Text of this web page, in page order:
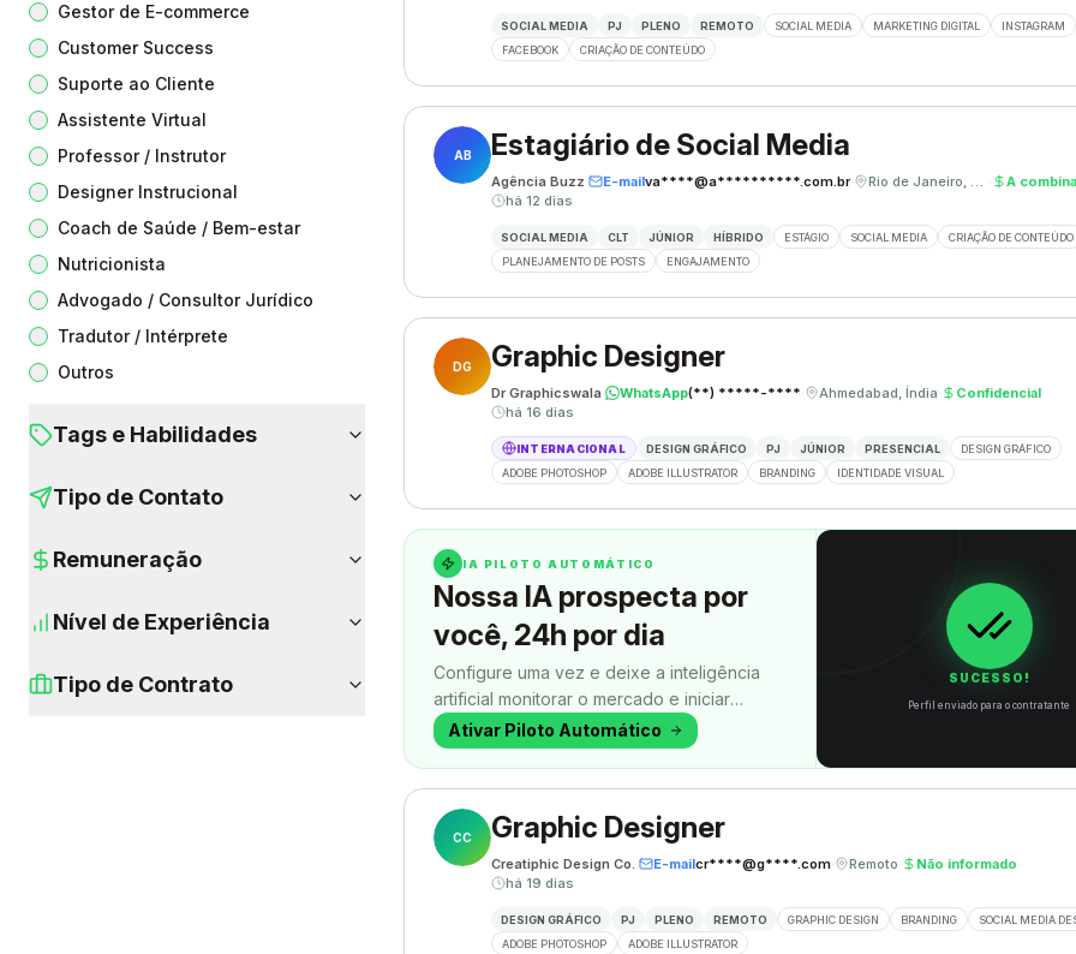
Gestor de E-commerce
Customer Success
Suporte ao Cliente
Assistente Virtual
Professor / Instrutor
Designer Instrucional
Coach de Saúde / Bem-estar
Nutricionista
Advogado / Consultor Jurídico
Tradutor / Intérprete
Outros
Tags e Habilidades
Tipo de Contato
Remuneração
Nível de Experiência
Tipo de Contrato
SOCIAL MEDIA PJ PLENO REMOTO SOCIAL MEDIA MARKETING DIGITAL
INSTAGRAM
FACEBOOK
CRIAÇÃO DE CONTEÚDO
AB Estagiário de Social Media
Agência Buzz· E-mailva****@a**********.com.br· Rio de Janeiro, Brasil ·
A
há 12 dias
SOCIAL MEDIA CLT JÚNIOR HÍBRIDO ESTÁGIO SOCIAL MEDIA
CRIAÇÃO DE CONTEÚDO
PLANEJAMENTO DE POSTS
ENGAJAMENTO
DG Graphic Designer
Dr Graphicswala· WhatsApp(**) *****-****· Ahmedabad, Índia· Confidencial·
há 16 dias
INTERNACIONAL DESIGN GRÁFICO PJ JÚNIOR PRESENCIAL
DESIGN GRÁFICO
ADOBE PHOTOSHOP
ADOBE ILLUSTRATOR BRANDING IDENTIDADE VISUAL
IA PILOTO AUTOMÁTICO
Nossa IA prospecta por
você, 24h por dia
Configure uma vez e deixe a inteligência
artificial monitorar o mercado e iniciar
contatos enquanto você faz outra coisa.
Ativar Piloto Automático
SUCESSO!
Perfil enviado para o contratante
CC Graphic Designer
Creatiphic Design Co.· E-mailcr****@g****.com· Remoto· Não informado·
há 19 dias
DESIGN GRÁFICO PJ PLENO REMOTO GRAPHIC DESIGN BRANDING
SOCIAL MEDIA
ADOBE PHOTOSHOP
ADOBE ILLUSTRATOR